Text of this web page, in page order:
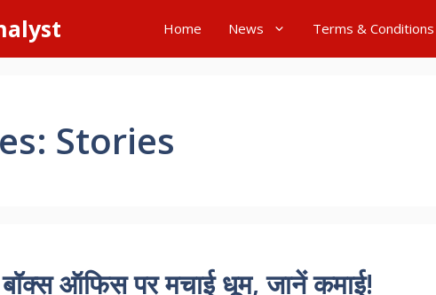
Home News Terms & Conditions
Stories
ऑफिस पर मचाई धूम, जानें कमाई!